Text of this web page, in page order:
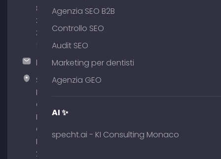
89
380
375
hallo@timospecht.de
Specht
Marketing
GmbH –
Palais am
Obelisk
Briennerstr.
29 80333
Agenzia SEO B2B
Controllo SEO
Audit SEO
Marketing per dentisti
Agenzia GEO
AI ✨
specht.ai - KI Consulting Monaco